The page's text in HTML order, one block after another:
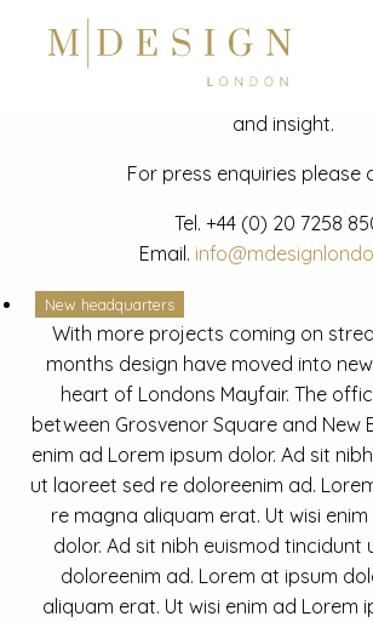
News
Latest mdesign development project
and insight.
For press enquiries please
Tel. +44 (0) 20 7258
Email.
New headquarters
With more projects coming on
months design have moved into
heart of Londons Mayfair. The
between Grosvenor Square and New
enim ad Lorem ipsum dolor. Ad sit
ut laoreet sed re doloreenim ad.
re magna aliquam erat. Ut wisi
dolor. Ad sit nibh euismod tincidunt
doloreenim ad. Lorem at ipsum
aliquam erat. Ut wisi enim ad Lorem